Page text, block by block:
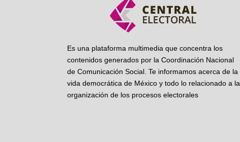
Es una plataforma multimedia que concentra los
contenidos generados por la Coordinación Nacional
de Comunicación Social. Te informamos acerca de la
vida democrática de México y todo lo relacionado a la
organización de los procesos electorales